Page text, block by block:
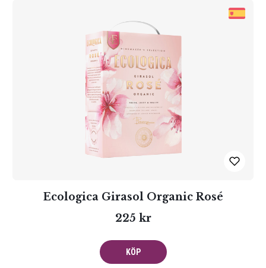
Ecologica Girasol Organic Rosé
225 kr
KÖP